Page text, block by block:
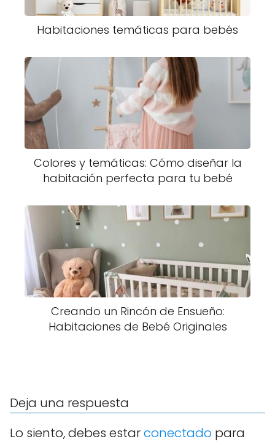
Habitaciones temáticas para bebés
Colores y temáticas: Cómo diseñar la
habitación perfecta para tu bebé
Creando un Rincón de Ensueño:
Habitaciones de Bebé Originales
Deja una respuesta
Lo siento, debes estarconectado para